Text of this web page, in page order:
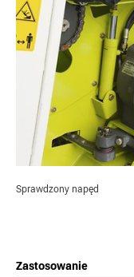
Sprawdzony napęd
Zastosowanie